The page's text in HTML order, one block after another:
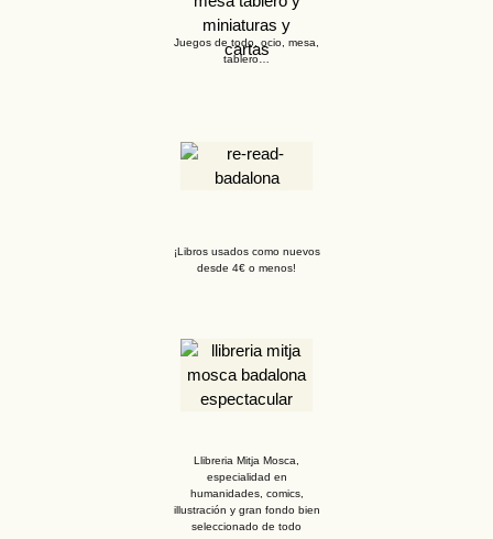
Juegos de todo, ocio, mesa,
tablero…
¡Libros usados como nuevos
desde 4€ o menos!
Llibreria Mitja Mosca,
especialidad en
humanidades, comics,
illustración y gran fondo bien
seleccionado de todo